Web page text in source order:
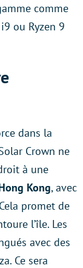
comme
ou Ryzen 9
dans la
Crown ne
à une
Kong, avec
promet de
l’île. Les
avec des
Ce sera